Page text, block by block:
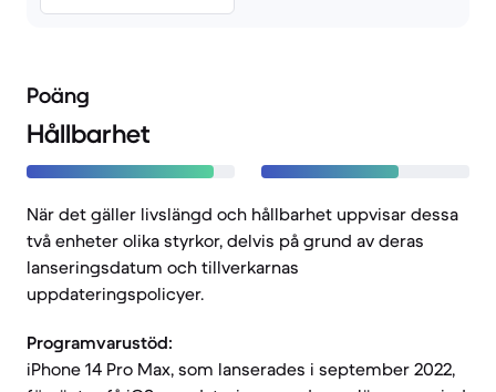
Poäng
Hållbarhet
När det gäller livslängd och hållbarhet uppvisar dessa
två enheter olika styrkor, delvis på grund av deras
lanseringsdatum och tillverkarnas
uppdateringspolicyer.
Programvarustöd:
iPhone 14 Pro Max, som lanserades i september 2022,